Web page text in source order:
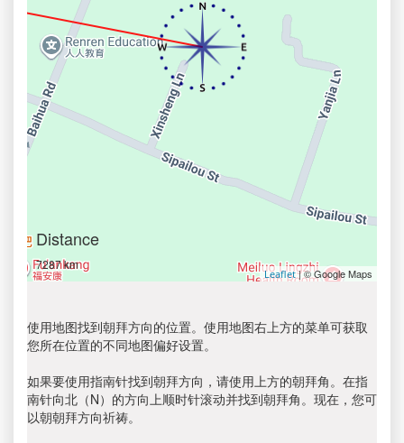
Distance
7287 km
Leaflet| © Google Maps
使用地图找到朝拜方向的位置。使用地图右上方的菜单可获取
您所在位置的不同地图偏好设置。
如果要使用指南针找到朝拜方向，请使用上方的朝拜角。在指
南针向北（N）的方向上顺时针滚动并找到朝拜角。现在，您可
以朝朝拜方向祈祷。